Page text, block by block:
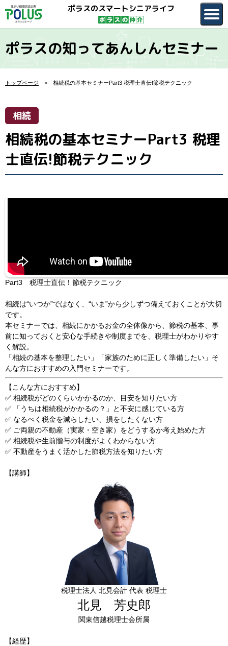
ポラスのスマートシニアライフ
ポラスの知ってあんしんセミナー
トップページ 相続税の基本セミナーPart3 税理士直伝!節税テクニック
相続
相続税の基本セミナーPart3 税理
士直伝!節税テクニック
Part3 税理士直伝！節税テクニック
相続は“いつか”ではなく、“いま”から少しずつ備えておくことが大切
です。
本セミナーでは、相続にかかるお金の全体像から、節税の基本、事
前に知っておくと安心な手続きや制度までを、税理士がわかりやす
く解説。
「相続の基本を整理したい」「家族のために正しく準備したい」そ
んな方におすすめの入門セミナーです。
【こんな方におすすめ】
✅ 相続税がどのくらいかかるのか、目安を知りたい方
✅ 「うちは相続税がかかるの？」と不安に感じている方
✅ なるべく税金を減らしたい、損をしたくない方
✅ ご両親の不動産（実家・空き家）をどうするか考え始めた方
✅ 相続税や生前贈与の制度がよくわからない方
✅ 不動産をうまく活かした節税方法を知りたい方
【講師】
税理士法人 北見会計 代表 税理士
北見 芳史郎
関東信越税理士会所属
【経歴】